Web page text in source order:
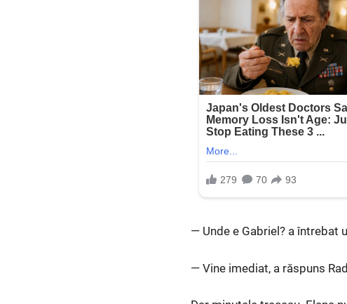
— Unde e Gabriel? a întrebat
— Vine imediat, a răspuns